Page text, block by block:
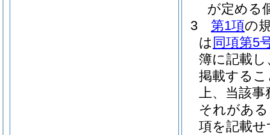
が定める
3
第1項の
は 同項第5
簿に記載
掲載する
上、当該
それがあ
項を記載